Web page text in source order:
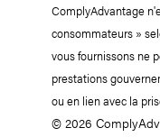
ComplyAdvantage
consommateurs »
vous fournissons ne
prestations
ou en lien avec la
© 2026